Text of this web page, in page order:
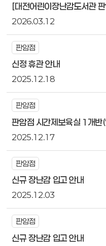
[대전어린이장난감도서관
2026.03.12
판암점
신정 휴관 안내
2025.12.18
판암점
판암점 시간제보육실 1개반
2025.12.17
판암점
신규 장난감 입고 안내
2025.12.03
판암점
신규 장난감 입고 안내